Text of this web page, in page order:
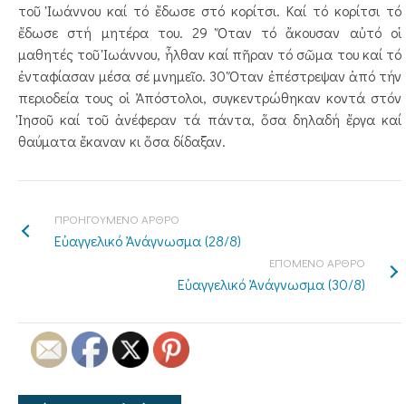
τοῦ Ἰωάννου καί τό ἔδωσε στό κορίτσι. Καί τό κορίτσι τό
ἔδωσε στή μη­­τέρα του. 29 Ὅταν τό ἄκουσαν αὐτό οἱ
μαθητές τοῦ Ἰωάννου, ἦλθαν καί πῆραν τό σῶμα του καί τό
ἐνταφίασαν μέσα σέ μνημεῖο. 30 Ὅταν ἐπέστρεψαν ἀπό τήν
περιοδεία τους οἱ Ἀπόστολοι, συγκεντρώθηκαν κοντά στόν
Ἰησοῦ καί τοῦ ἀνέ­φε­ραν τά πάντα, ὅσα δηλαδή ἔργα καί
θαύματα ἔκαναν κι ὅσα δίδαξαν.
ΠΡΟΗΓΟΥΜΕΝΟ ΑΡΘΡΟ
Εὐαγγελικό Ἀνάγνωσμα (28/8)
ΕΠΟΜΕΝΟ ΑΡΘΡΟ
Εὐαγγελικό Ἀνάγνωσμα (30/8)